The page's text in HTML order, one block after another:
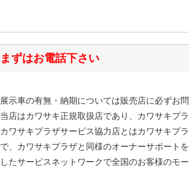
まずはお電話下さい
展示車の有無・納期については販売店に必ずお
当店はカワサキ正規取扱店であり、カワサキプ
カワサキプラザサービス協力店とはカワサキプ
で、カワサキプラザと同様のオーナーサポート
したサービスネットワークで全国のお客様のモ